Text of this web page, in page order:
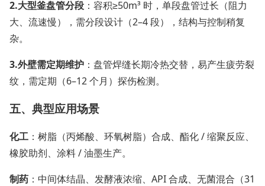
2.大型釜盘管分段 ：容积≥50m³ 时，单段盘管过长（阻力
大、流速慢），需分段设计（2–4 段），结构与控制稍复
杂。
3.外壁需定期维护 ：盘管焊缝长期冷热交替，易产生疲劳裂
纹，需定期（6–12 个月）探伤检测。
五、典型应用场景
化工 ：树脂（丙烯酸、环氧树脂）合成、酯化 / 缩聚反应、
橡胶助剂、涂料 / 油墨生产。
制药 ：中间体结晶、发酵液浓缩、API 合成、无菌混合（31